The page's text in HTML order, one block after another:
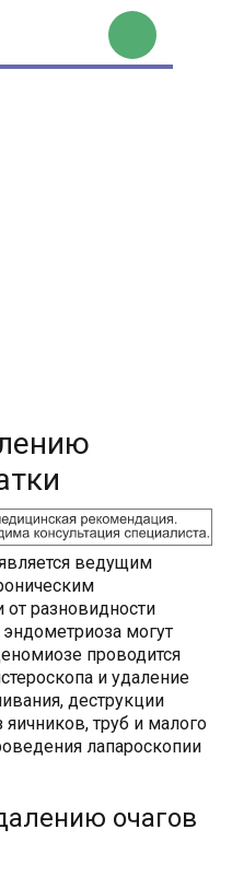
ведущим
разновидности
могут
проводится
и удаление
деструкции
труб и малого
лапароскопии
очагов